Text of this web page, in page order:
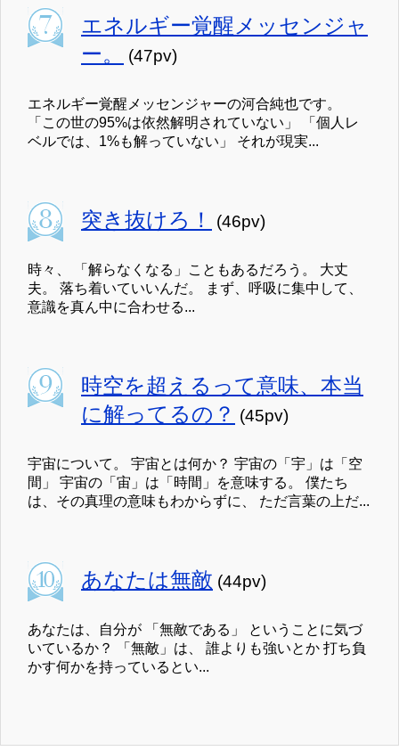
エネルギー覚醒メッセンジャ
ー。
(47pv)
エネルギー覚醒メッセンジャーの河合純也です。
「この世の95%は依然解明されていない」 「個人レ
ベルでは、1%も解っていない」 それが現実...
突き抜けろ！ (46pv)
時々、 「解らなくなる」こともあるだろう。 大丈
夫。 落ち着いていいんだ。 まず、呼吸に集中して、
意識を真ん中に合わせる...
時空を超えるって意味、本当
に解ってるの？ (45pv)
宇宙について。 宇宙とは何か？ 宇宙の「宇」は「空
間」 宇宙の「宙」は「時間」を意味する。 僕たち
は、その真理の意味もわからずに、 ただ言葉の上だ...
あなたは無敵 (44pv)
あなたは、自分が 「無敵である」 ということに気づ
いているか？ 「無敵」は、 誰よりも強いとか 打ち負
かす何かを持っているとい...